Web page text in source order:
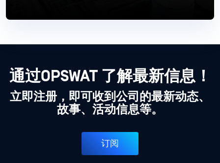
更多信息
通过OPSWAT 了解最新信息！
立即注册，即可收到公司的最新动态、
故事、活动信息等。
订阅